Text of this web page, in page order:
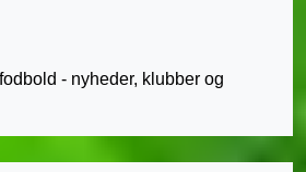
- nyheder, klubber og